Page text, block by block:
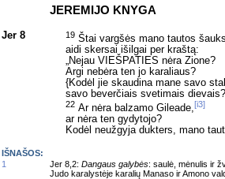
JEREMIJO KNYGA
Jer 8 19 Štai vargšės mano tautos
aidi skersai išilgai per kraštą:
„Nejau VIEŠPATIES nėra Zione?
Argi nebėra ten jo karaliaus?
{Kodėl jie skaudina mane savo
savo beverčiais svetimais
22 Ar nėra balzamo Gileade,[i3]
ar nėra ten gydytojo?
Kodėl neužgyja dukters, mano
IŠNAŠOS:
1
Jer 8,2: Dangaus galybės: saulė, mėnulis ir
Judo karalystėje karalių Manaso ir Amono